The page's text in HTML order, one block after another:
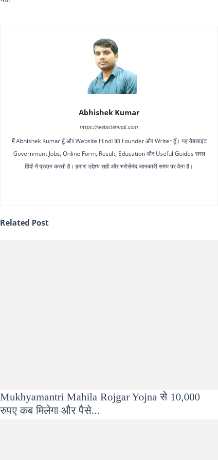
Abhishek Kumar
https://websitehindi.com
मैं Abhishek Kumar हूँ और Website Hindi का Founder और Writer हूँ। यह वेबसाइट
Government Jobs, Online Form, Result, Education और Useful Guides सरल
हिंदी में प्रदान करती है। हमारा उद्देश्य सही और भरोसेमंद जानकारी समय पर देना है।
Related Post
Mukhyamantri Mahila Rojgar Yojna से 10,000
रुपए कब मिलेगा और पैसे...